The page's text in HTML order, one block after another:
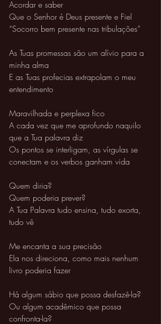
Acordar e saber
Que o Senhor é Deus presente e Fiel
“Socorro bem presente nas tribulações”
As Tuas promessas são um alívio para a
minha alma
E as Tuas profecias extrapolam o meu
entendimento
Maravilhada e perplexa fico
A cada vez que me aprofundo naquilo
que a Tua palavra diz
Os pontos se interligam, as vírgulas se
conectam e os verbos ganham vida
Quem diria?
Quem poderia prever?
A Tua Palavra tudo ensina, tudo exorta,
tudo vê
Me encanta a sua precisão
Ela nos direciona, como mais nenhum
livro poderia fazer
Há algum sábio que possa desfazê-la?
Ou algum acadêmico que possa
confronta-la?